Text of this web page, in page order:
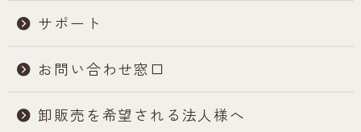
サポート
お問い合わせ窓口
卸販売を希望される法人様へ